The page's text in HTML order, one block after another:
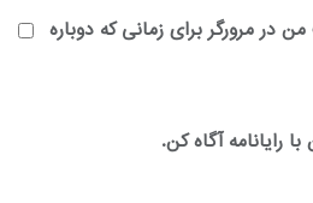
در مرورگر برای زمانی که دوباره
رایانامه آگاه کن.